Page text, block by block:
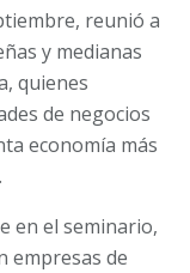
reunió a
y medianas
quienes
de negocios
economía más
en el seminario,
empresas de